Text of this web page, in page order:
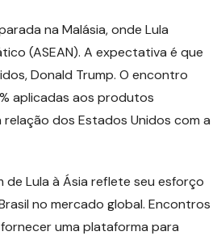
na Malásia, onde Lula
(ASEAN). A expectativa é que
Donald Trump. O encontro
aplicadas aos produtos
dos Estados Unidos com a
Lula à Ásia reflete seu esforço
no mercado global. Encontros
uma plataforma para